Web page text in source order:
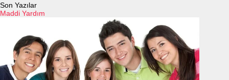
Son Yazılar
Maddi Yardım